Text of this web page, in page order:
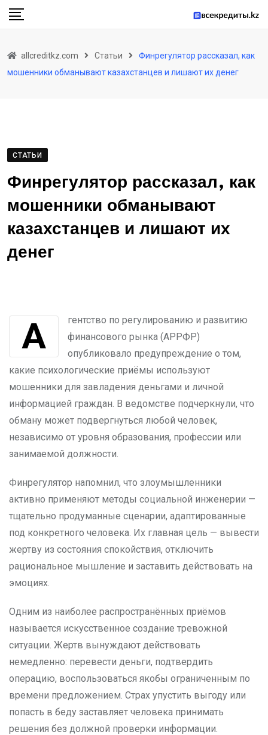
Skip
allcreditkz.com Статьи
Финрегулятор рассказал, как
мошенники обманывают казахстанцев и лишают их денег
СТАТЬИ
Финрегулятор рассказал, как
мошенники обманывают
казахстанцев и лишают их
денег
Агентство по регулированию и развитию
финансового рынка (АРРФР)
опубликовало предупреждение о том,
какие психологические приёмы используют
мошенники для завладения деньгами и личной
информацией граждан. В ведомстве подчеркнули, что
обману может подвергнуться любой человек,
независимо от уровня образования, профессии или
занимаемой должности.
Финрегулятор напомнил, что злоумышленники
активно применяют методы социальной инженерии —
тщательно продуманные сценарии, адаптированные
под конкретного человека. Их главная цель — вывести
жертву из состояния спокойствия, отключить
рациональное мышление и заставить действовать на
эмоциях.
Одним из наиболее распространённых приёмов
называется искусственное создание тревожной
ситуации. Жертв вынуждают действовать
немедленно: перевести деньги, подтвердить
операцию, воспользоваться якобы ограниченным по
времени предложением. Страх упустить выгоду или
попасть в беду заставляет человека принимать
решения без должной проверки информации.